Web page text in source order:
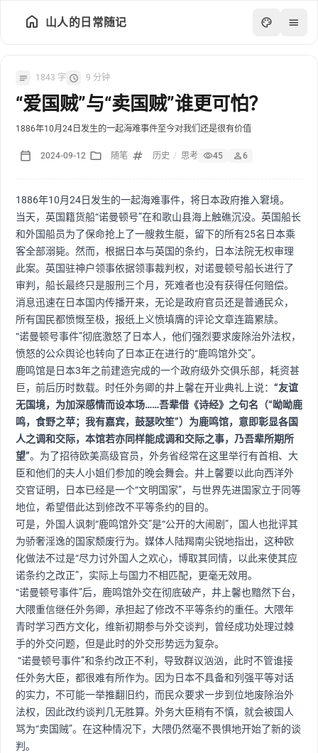
山人的日常随记
数据
统计
状态
1843 字 9 分钟
“爱国贼”与“卖国贼”谁更可怕？
1886年10月24日发生的一起海难事件至今对我们还是很有价值
2024-09-12 随笔 历史 / 思考 45 6
1886年10月24日发生的一起海难事件，将日本政府推入窘境。
当天，英国籍货船“诺曼顿号”在和歌山县海上触礁沉没。英国船长
和外国船员为了保命抢上了一艘救生艇，留下的所有25名日本乘
客全部溺毙。然而，根据日本与英国的条约，日本法院无权审理
此案。英国驻神户领事依据领事裁判权，对诺曼顿号船长进行了
审判，船长最终只是服刑三个月，死难者也没有获得任何赔偿。
消息迅速在日本国内传播开来，无论是政府官员还是普通民众，
所有国民都愤慨至极，报纸上义愤填膺的评论文章连篇累牍。
“诺曼顿号事件”彻底激怒了日本人，他们强烈要求废除治外法权，
愤怒的公众舆论也转向了日本正在进行的“鹿鸣馆外交”。
鹿鸣馆是日本3年之前建造完成的一个政府级外交俱乐部，耗资甚
巨，前后历时数载。时任外务卿的井上馨在开业典礼上说： “友谊
无国境，为加深感情而设本场……吾辈借《诗经》之句名（“呦呦鹿
鸣，食野之苹；我有嘉宾，鼓瑟吹笙”）为鹿鸣馆，意即彰显各国
人之调和交际，本馆若亦同样能成调和交际之事，乃吾辈所期所
望”。为了招待欧美高级官员，外务省经常在这里举行有首相、大
臣和他们的夫人小姐们参加的晚会舞会。井上馨要以此向西洋外
交官证明，日本已经是一个“文明国家”，与世界先进国家立于同等
地位，希望借此达到修改不平等条约的目的。
可是，外国人讽刺“鹿鸣馆外交”是“公开的大闹剧”，国人也批评其
为骄奢淫逸的国家颓废行为。媒体人陆羯南尖锐地指出，这种欧
化做法不过是“尽力讨外国人之欢心，博取其同情，以此来使其应
诺条约之改正”，实际上与国力不相匹配，更毫无效用。
“诺曼顿号事件”后，鹿鸣馆外交在彻底破产，井上馨也黯然下台，
大隈重信继任外务卿，承担起了修改不平等条约的重任。大隈年
青时学习西方文化，维新初期参与外交谈判，曾经成功处理过棘
手的外交问题，但是此时的外交形势远为复杂。
“诺曼顿号事件”和条约改正不利，导致群议汹汹，此时不管谁接
任外务大臣，都很难有所作为。因为日本不具备和列强平等对话
的实力，不可能一举推翻旧约，而民众要求一步到位地废除治外
法权，因此改约谈判几无胜算。外务大臣稍有不慎，就会被国人
骂为“卖国贼”。在这种情况下，大隈仍然毫不畏惧地开始了新的谈
判。